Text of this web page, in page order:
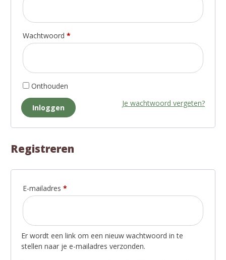
Wachtwoord *
Onthouden
Inloggen Je wachtwoord vergeten?
Registreren
E-mailadres *
Er wordt een link om een nieuw wachtwoord in te
stellen naar je e-mailadres verzonden.